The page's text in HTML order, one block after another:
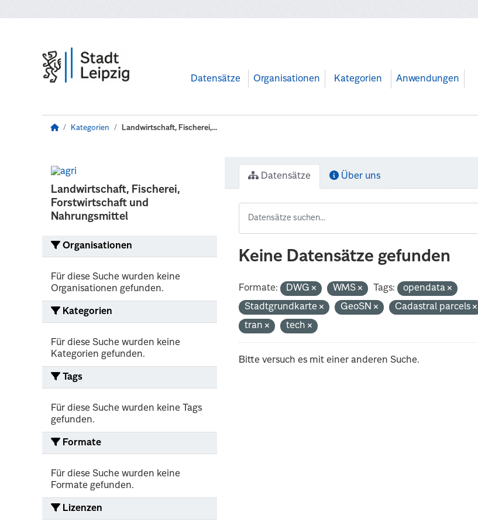
Datensätze Organisationen Kategorien Anwendungen
Kategorien Landwirtschaft, Fischerei,...
Landwirtschaft, Fischerei,
Forstwirtschaft und
Nahrungsmittel
Organisationen
Für diese Suche wurden keine
Organisationen gefunden.
Kategorien
Für diese Suche wurden keine
Kategorien gefunden.
Tags
Für diese Suche wurden keine Tags
gefunden.
Formate
Für diese Suche wurden keine
Formate gefunden.
Lizenzen
Datensätze Über uns
Keine Datensätze gefunden
Formate: DWG WMS Tags:
opendata
Stadtgrundkarte
GeoSN Cadastral parcels
tran
tech
Bitte versuch es mit einer anderen Suche.